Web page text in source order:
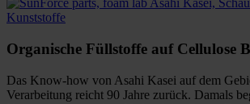
Organische Füllstoffe auf Cellulose
Das Know-how von Asahi Kasei auf dem
Verarbeitung reicht 90 Jahre zurück. Damals